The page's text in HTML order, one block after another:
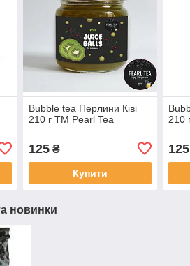
Bubble tea Перлини Ківі
210 г ТМ Pearl Tea
125₴
Купити
210
125
новинки